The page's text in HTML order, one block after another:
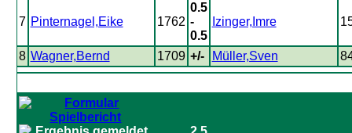
7 Pinternagel,Eike 1762
0.5
-
0.5
Izinger,Imre
8 Wagner,Bernd 1709 +/- Müller,Sven